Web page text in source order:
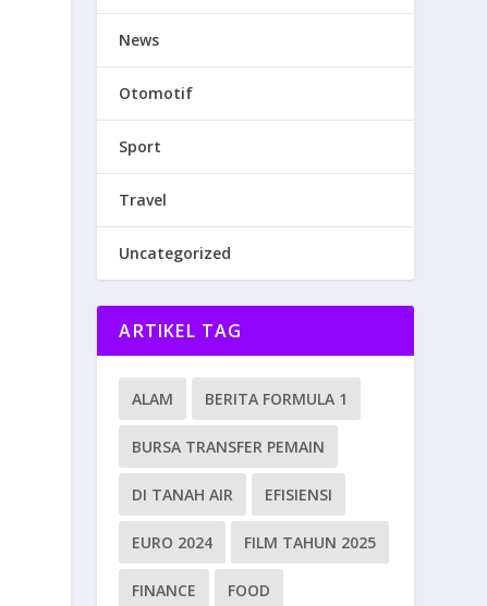
News
Otomotif
Sport
Travel
Uncategorized
ARTIKEL TAG
ALAM BERITA FORMULA 1
BURSA TRANSFER PEMAIN
DI TANAH AIR EFISIENSI
EURO 2024 FILM TAHUN 2025
FINANCE FOOD